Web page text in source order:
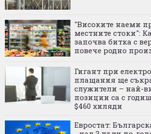
"Високите наеми
местните стоки":
започва битка с
повече родно
Гигант при
плащания ще
служители – най-
позиции са с
$460 хиляди
Евростат: